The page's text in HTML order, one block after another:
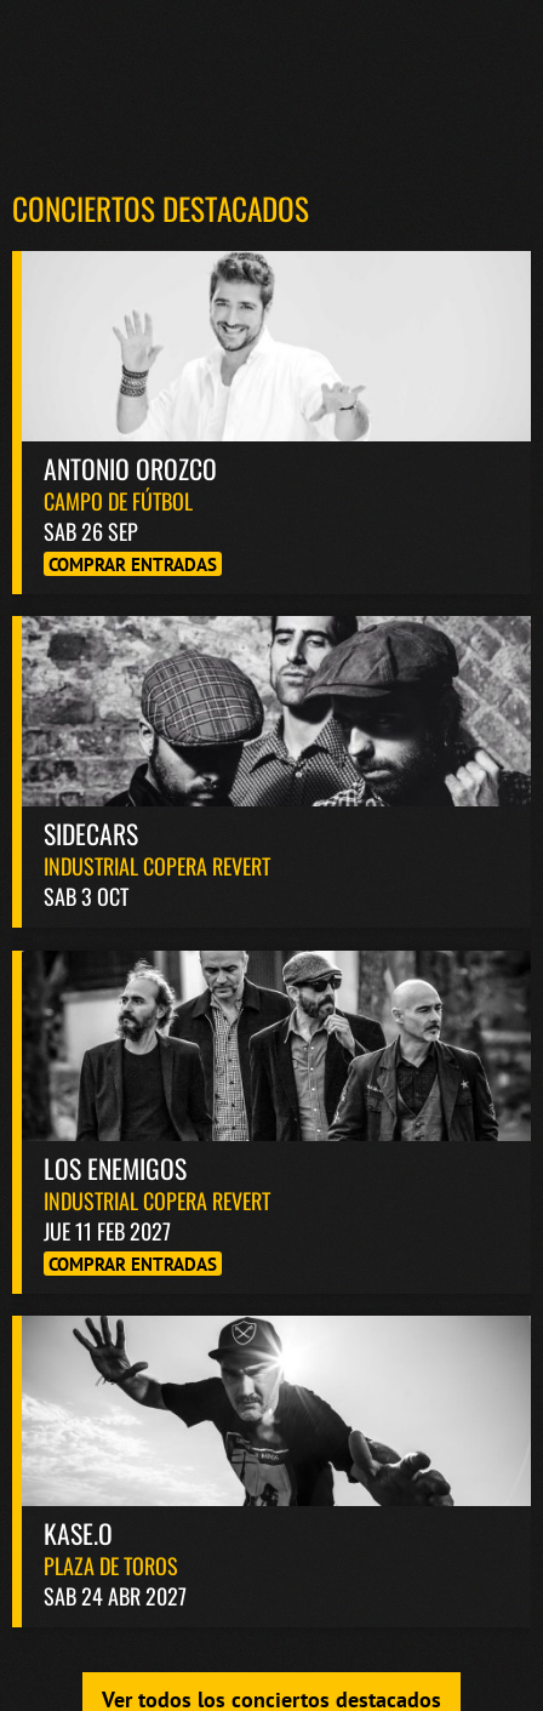
CONCIERTOS DESTACADOS
ANTONIO OROZCO
CAMPO DE FÚTBOL
SAB 26 SEP
COMPRAR ENTRADAS
SIDECARS
INDUSTRIAL COPERA REVERT
SAB 3 OCT
LOS ENEMIGOS
INDUSTRIAL COPERA REVERT
JUE 11 FEB 2027
COMPRAR ENTRADAS
KASE.O
PLAZA DE TOROS
SAB 24 ABR 2027
Ver todos los conciertos destacados